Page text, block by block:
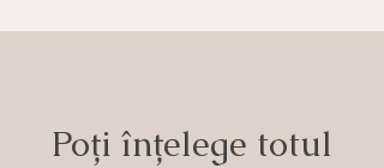
Poți înțelege totul